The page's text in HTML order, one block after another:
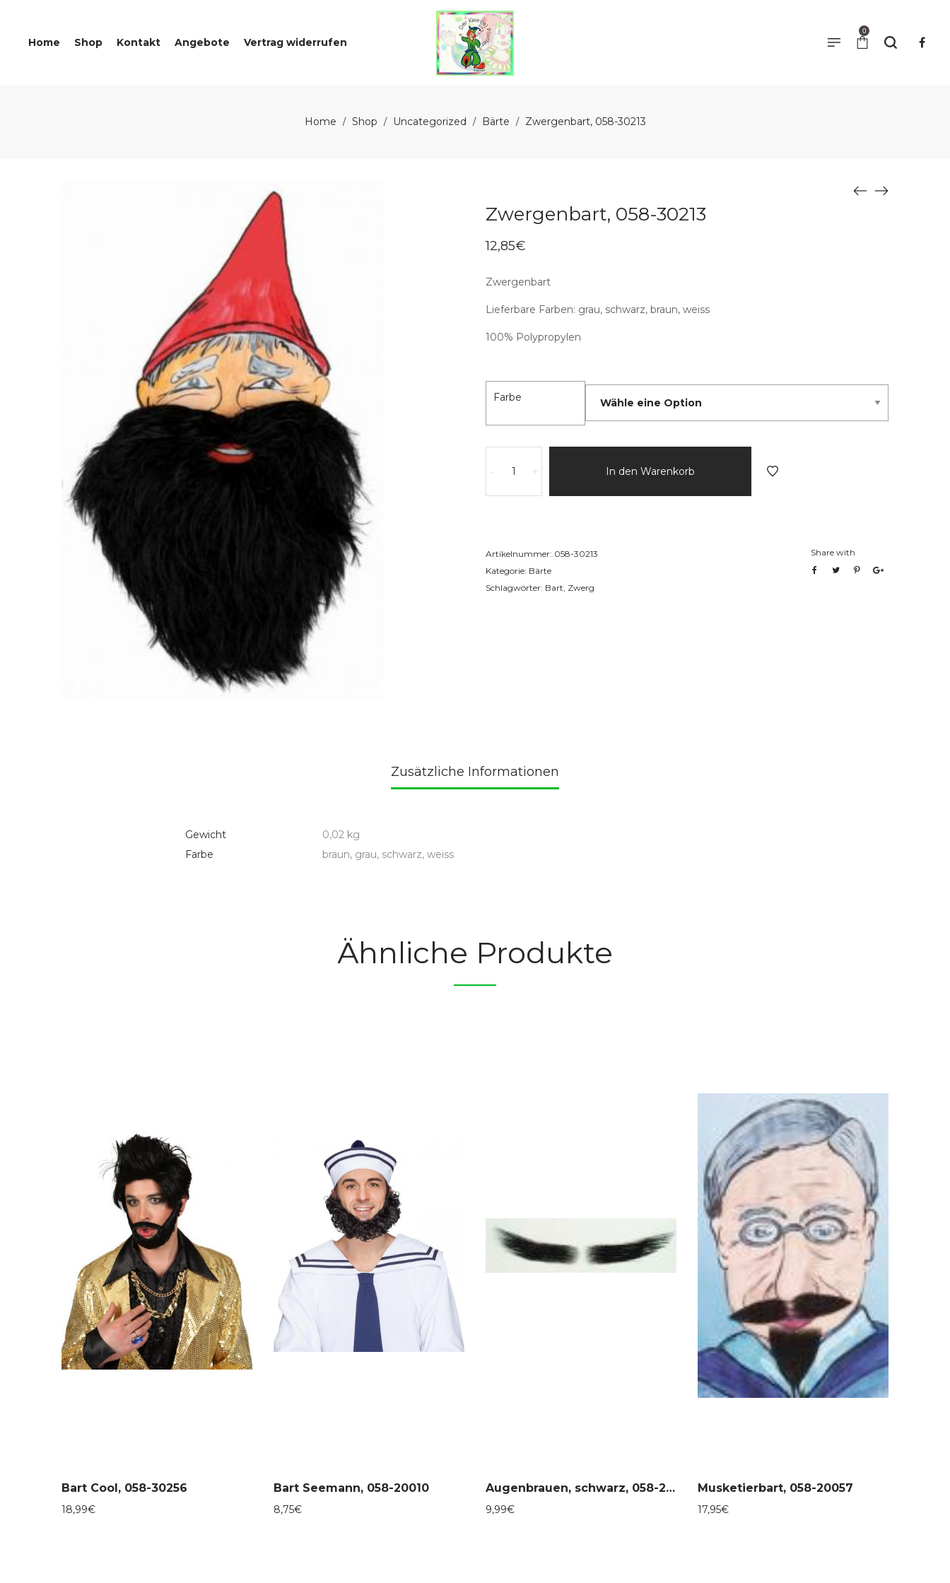
Home Shop Kontakt Angebote Vertrag widerrufen
0
Home / Shop / Uncategorized / Bärte / Zwergenbart, 058-30213
Zwergenbart, 058-30213
12,85€
Zwergenbart
Lieferbare Farben: grau, schwarz, braun, weiss
100% Polypropylen
Farbe
- + In den Warenkorb
Artikelnummer: 058-30213
Kategorie: Bärte
Schlagwörter: Bart Zwerg
Share with
Zusätzliche Informationen
Gewicht
0,02 kg
Farbe
braun, grau, schwarz, weiss
Ähnliche Produkte
Bart Cool, 058-30256
18,99€
Bart Seemann, 058-20010
8,75€
Augenbrauen, schwarz, 058-20067
9,99€
Musketierbart, 058-20057
17,95€